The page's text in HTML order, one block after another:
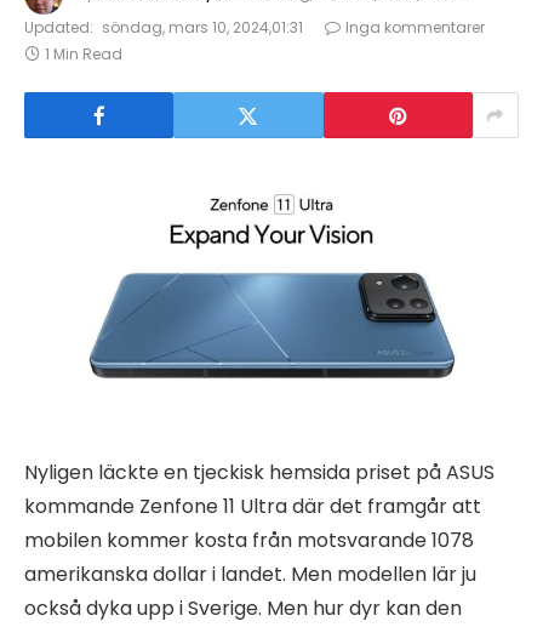
Updated: söndag, mars 10, 2024,01:31
Inga kommentarer
1 Min Read
Nyligen läckte en tjeckisk hemsida priset på ASUS
kommande Zenfone 11 Ultra där det framgår att
mobilen kommer kosta från motsvarande 1078
amerikanska dollar i landet. Men modellen lär ju
också dyka upp i Sverige. Men hur dyr kan den